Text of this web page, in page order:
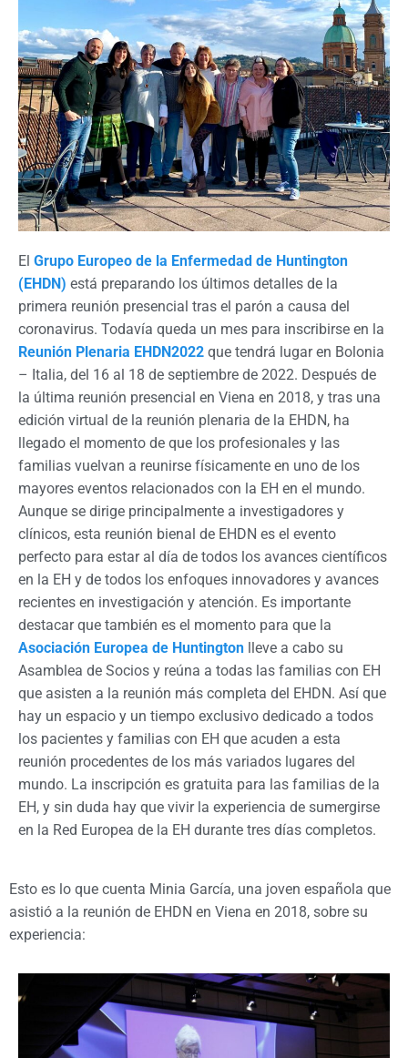
El Grupo Europeo de la Enfermedad de Huntington
(EHDN) está preparando los últimos detalles de la
primera reunión presencial tras el parón a causa del
coronavirus. Todavía queda un mes para inscribirse en la
Reunión Plenaria EHDN2022 que tendrá lugar en Bolonia
– Italia, del 16 al 18 de septiembre de 2022. Después de
la última reunión presencial en Viena en 2018, y tras una
edición virtual de la reunión plenaria de la EHDN, ha
llegado el momento de que los profesionales y las
familias vuelvan a reunirse físicamente en uno de los
mayores eventos relacionados con la EH en el mundo.
Aunque se dirige principalmente a investigadores y
clínicos, esta reunión bienal de EHDN es el evento
perfecto para estar al día de todos los avances científicos
en la EH y de todos los enfoques innovadores y avances
recientes en investigación y atención. Es importante
destacar que también es el momento para que la
Asociación Europea de Huntington lleve a cabo su
Asamblea de Socios y reúna a todas las familias con EH
que asisten a la reunión más completa del EHDN. Así que
hay un espacio y un tiempo exclusivo dedicado a todos
los pacientes y familias con EH que acuden a esta
reunión procedentes de los más variados lugares del
mundo. La inscripción es gratuita para las familias de la
EH, y sin duda hay que vivir la experiencia de sumergirse
en la Red Europea de la EH durante tres días completos.
Esto es lo que cuenta Minia García, una joven española que
asistió a la reunión de EHDN en Viena en 2018, sobre su
experiencia: